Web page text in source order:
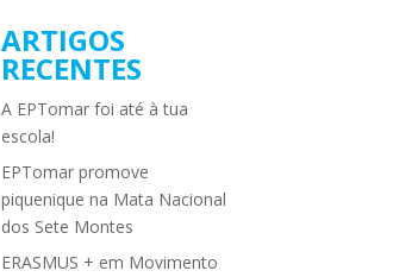
ARTIGOS
RECENTES
A EPTomar foi até à tua
escola!
EPTomar promove
piquenique na Mata Nacional
dos Sete Montes
ERASMUS + em Movimento